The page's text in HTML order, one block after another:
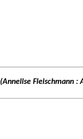
(Annelise Fleischmann :